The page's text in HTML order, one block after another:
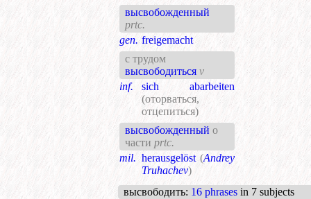
высвобожденный
prtc.
gen. freigemacht
с трудом
высвободиться v
inf.
sich abarbeiten
(оторваться,
отцепиться)
высвобожденныйо
части prtc.
mil. herausgelöst (Andrey
Truhachev)
высвободить: 16 phrases in 7 subjects